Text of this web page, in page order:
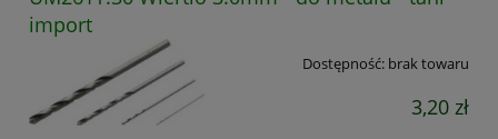
import
Dostępność: brak towaru
3,20 zł